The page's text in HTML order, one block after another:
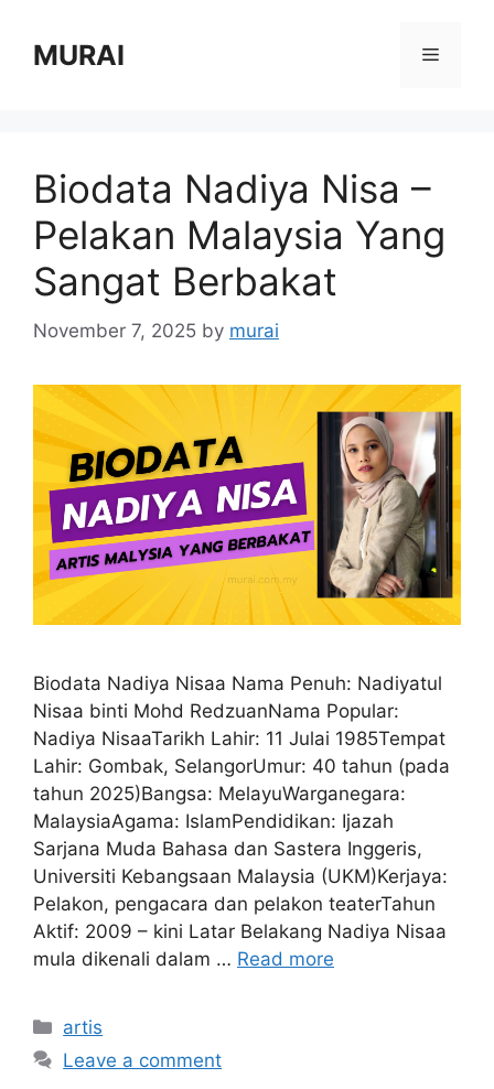
contentMURAI Menu
Biodata Nadiya Nisa –
Pelakan Malaysia Yang
Sangat Berbakat
November 7, 2025 by murai
Biodata Nadiya Nisaa Nama Penuh: Nadiyatul
Nisaa binti Mohd RedzuanNama Popular:
Nadiya NisaaTarikh Lahir: 11 Julai 1985Tempat
Lahir: Gombak, SelangorUmur: 40 tahun (pada
tahun 2025)Bangsa: MelayuWarganegara:
MalaysiaAgama: IslamPendidikan: Ijazah
Sarjana Muda Bahasa dan Sastera Inggeris,
Universiti Kebangsaan Malaysia (UKM)Kerjaya:
Pelakon, pengacara dan pelakon teaterTahun
Aktif: 2009 – kini Latar Belakang Nadiya Nisaa
mula dikenali dalam … Read more
Categories
artis
Leave a comment